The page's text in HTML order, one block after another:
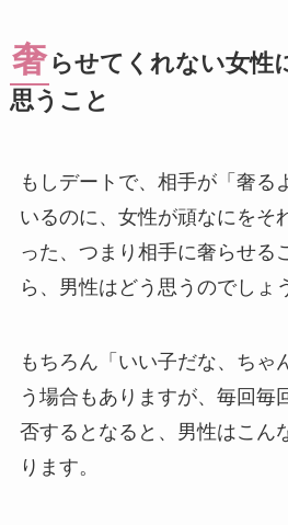
奢 らせてくれない女性
思うこと
もしデートで、相手が「奢る
いるのに、女性が頑なにをそ
った、つまり相手に奢らせる
ら、男性はどう思うのでしょ
もちろん「いい子だな、ちゃ
う場合もありますが、毎回毎
否するとなると、男性はこん
ります。